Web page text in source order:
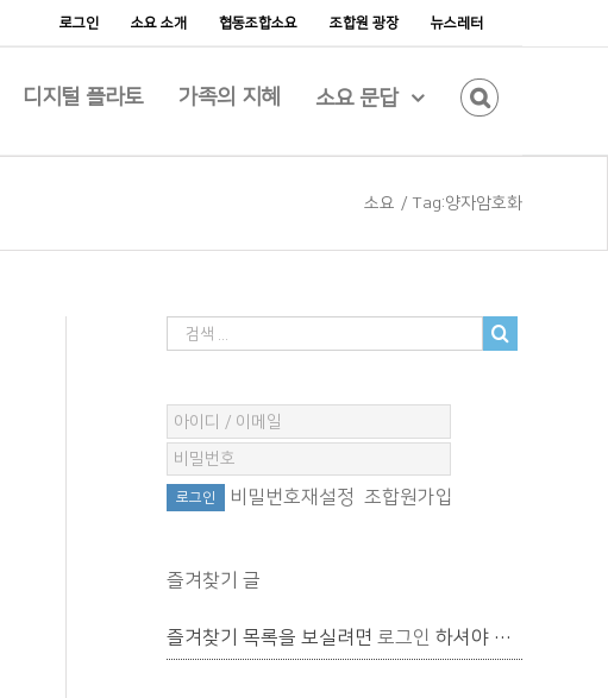
로그인 소요 소개 협동조합소요 조합원 광장 뉴스레터
디지털 플라토 가족의 지혜 소요 문답
소요 / Tag:양자암호화
비밀번호재설정 조합원가입
즐겨찾기 글
즐겨찾기 목록을 보실려면 로그인 하셔야 합니다.